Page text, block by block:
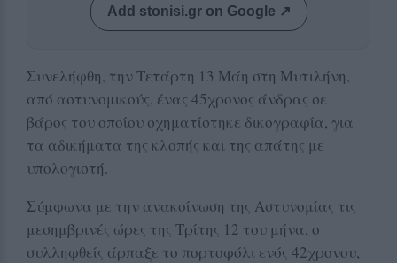
Add stonisi.gr on Google ↗
Συνελήφθη, την Τετάρτη 13 Μάη στη Μυτιλήνη,
από αστυνομικούς, ένας 45χρονος άνδρας σε
βάρος του οποίου σχηματίστηκε δικογραφία, για
τα αδικήματα της κλοπής και της απάτης με
υπολογιστή.
Σύμφωνα με την ανακοίνωση της Αστυνομίας τις
μεσημβρινές ώρες της Τρίτης 12 του μήνα, ο
συλληφθείς άρπαξε το πορτοφόλι ενός 42χρονου,